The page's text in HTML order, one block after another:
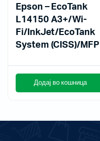
Epson – EcoTank
L14150 A3+/Wi-
Fi/InkJet/EcoTank
System (CISS)/MFP
Додај во кошница